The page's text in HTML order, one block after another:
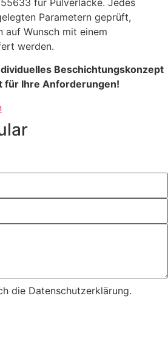
Parametern geprüft,
auf Wunsch mit einem
werden.
Beschichtungskonzept
für Ihre Anforderungen!
die Datenschutzerklärung.